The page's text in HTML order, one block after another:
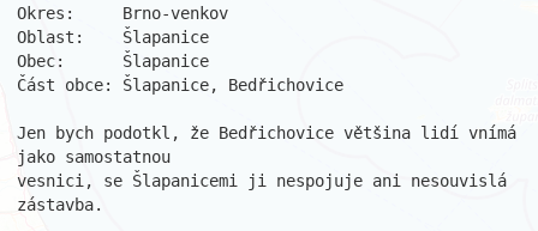
Okres:     Brno-venkov
Oblast:    Šlapanice
Obec:      Šlapanice
Část obce: Šlapanice, Bedřichovice
Jen bych podotkl, že Bedřichovice většina lidí vnímá
jako samostatnou
vesnici, se Šlapanicemi ji nespojuje ani nesouvislá
zástavba.